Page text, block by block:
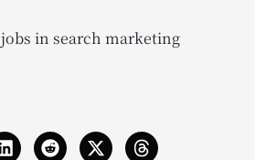
in search marketing